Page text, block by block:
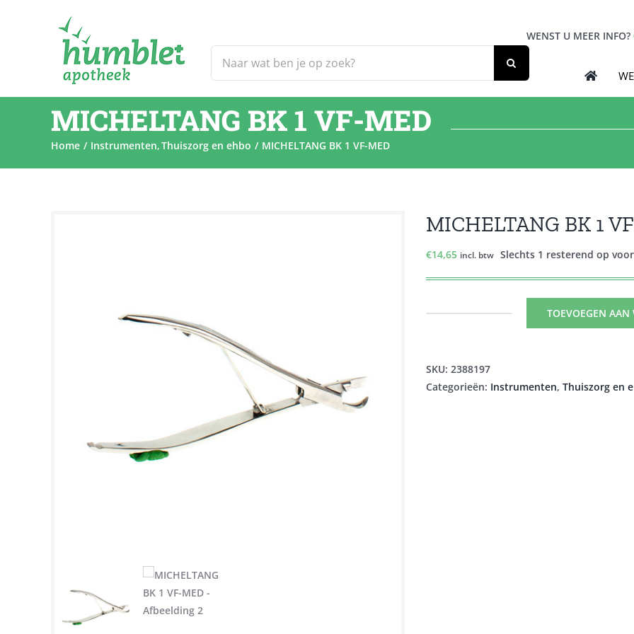
naar:
WENST U MEER INFO?
MICHELTANG BK 1 VF-MED
Home Instrumenten Thuiszorg en ehbo MICHELTANG BK 1 VF-MED
MICHELTANG BK 1
€14,65 incl. btw Slechts 1 resterend op
VF-
MED
TOEVOEGEN
SKU: 2388197
Categorieën: Instrumenten, Thuiszorg en